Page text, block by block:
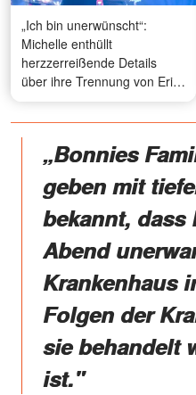
„Ich bin unerwünscht“:
Michelle enthüllt
herzzerreißende Details
über ihre Trennung von Eric
Philippi
„Bonnies
geben mit
bekannt, dass
Abend
Krankenhaus
Folgen der
sie behandelt
ist."